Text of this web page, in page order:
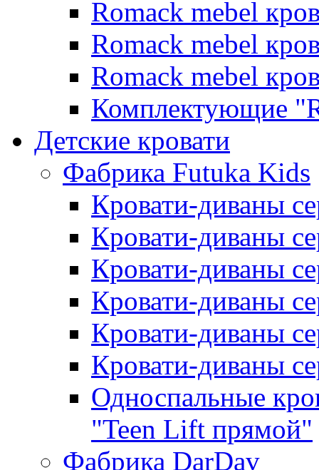
Romack mebel
Romack mebel
Romack mebel
Комплектующие
Детские кровати
Фабрика Futuka Kids
Кровати-диваны
Кровати-диваны
Кровати-диваны
Кровати-диваны
Кровати-диваны
Кровати-диваны
Односпальные
"Teen Lift прямой"
Фабрика DarDav